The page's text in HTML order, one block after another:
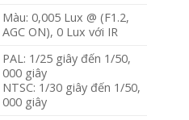
Màu: 0,005 Lux @ (F1.2,
AGC ON), 0 Lux với IR
PAL: 1/25 giây đến 1/50,
000 giây
NTSC: 1/30 giây đến 1/50,
000 giây